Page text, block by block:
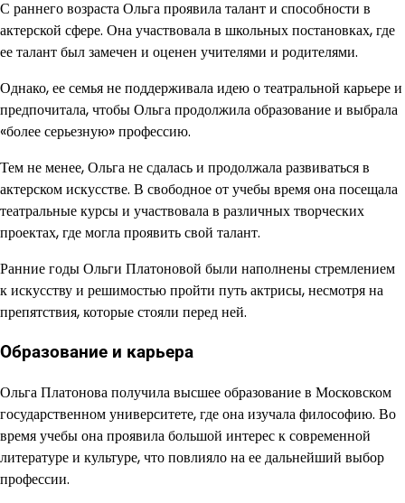
С раннего возраста Ольга проявила талант и способности в
актерской сфере. Она участвовала в школьных постановках, где
ее талант был замечен и оценен учителями и родителями.
Однако, ее семья не поддерживала идею о театральной карьере и
предпочитала, чтобы Ольга продолжила образование и выбрала
«более серьезную» профессию.
Тем не менее, Ольга не сдалась и продолжала развиваться в
актерском искусстве. В свободное от учебы время она посещала
театральные курсы и участвовала в различных творческих
проектах, где могла проявить свой талант.
Ранние годы Ольги Платоновой были наполнены стремлением
к искусству и решимостью пройти путь актрисы, несмотря на
препятствия, которые стояли перед ней.
Образование и карьера
Ольга Платонова получила высшее образование в Московском
государственном университете, где она изучала философию. Во
время учебы она проявила большой интерес к современной
литературе и культуре, что повлияло на ее дальнейший выбор
профессии.